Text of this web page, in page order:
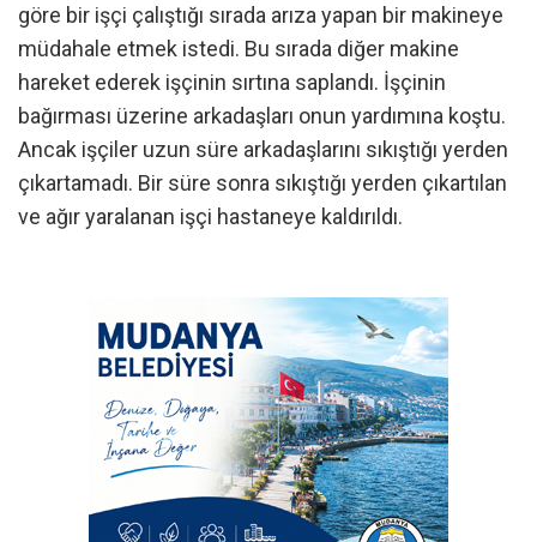
göre bir işçi çalıştığı sırada arıza yapan bir makineye
müdahale etmek istedi. Bu sırada diğer makine
hareket ederek işçinin sırtına saplandı. İşçinin
bağırması üzerine arkadaşları onun yardımına koştu.
Ancak işçiler uzun süre arkadaşlarını sıkıştığı yerden
çıkartamadı. Bir süre sonra sıkıştığı yerden çıkartılan
ve ağır yaralanan işçi hastaneye kaldırıldı.